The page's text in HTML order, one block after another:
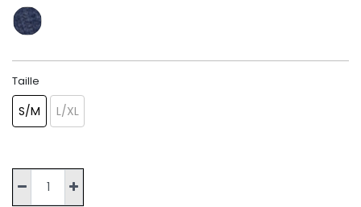
Taille
S/M L/XL